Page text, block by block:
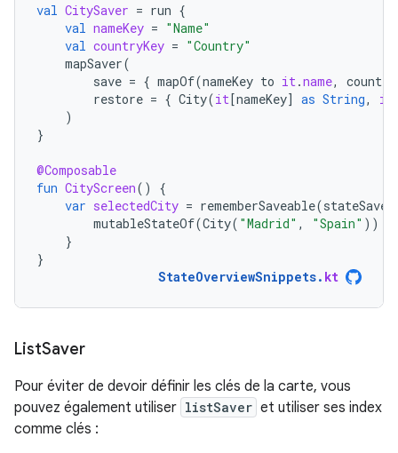
val CitySaver = run {
val nameKey = "Name"
val countryKey = "Country"
mapSaver(
save = { mapOf(nameKey to it .name,
restore = { City(it[nameKey] as String, it
)
}
@Composable
fun CityScreen()
{
var selectedCity = rememberSaveable(stateSaver
mutableStateOf(City( "Madrid" , "Spain" ))
}
}
StateOverviewSnippets. kt
ListSaver
Pour éviter de devoir définir les clés de la carte, vous
pouvez également utiliser listSaver et utiliser ses index
comme clés :